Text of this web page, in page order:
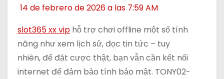
14 de febrero de 2026 a las 7:59 AM
slot365 xx vip hỗ trợ chơi offline một số tính
năng như xem lịch sử, đọc tin tức – tuy
nhiên, để đặt cược thật, bạn vẫn cần kết nối
internet để đảm bảo tính bảo mật. TONY02-